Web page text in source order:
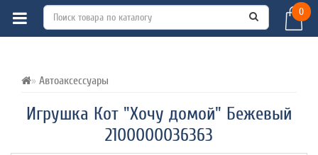
0
Автоаксессуары
Игрушка Кот "Хочу домой" Бежевый
2100000036363
ВСЕ О ТОВАРЕ ХАРАКТЕРИСТИКИ